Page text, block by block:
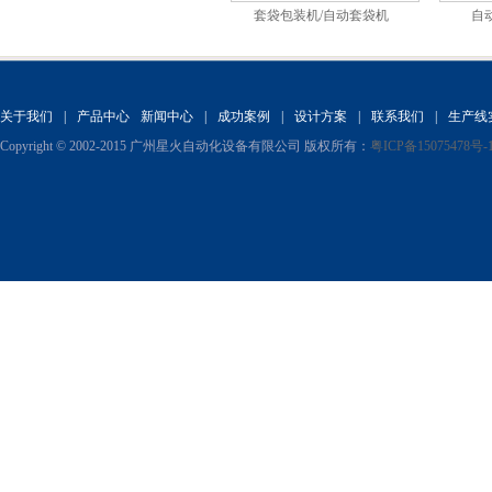
套袋包装机/自动套袋机 自
关于我们 | 产品中心 新闻中心 | 成功案例 | 设计方案 | 联系我们 |
生产线
Copyright © 2002-2015 广州星火自动化设备有限公司 版权所有： 粤ICP备15075478号-